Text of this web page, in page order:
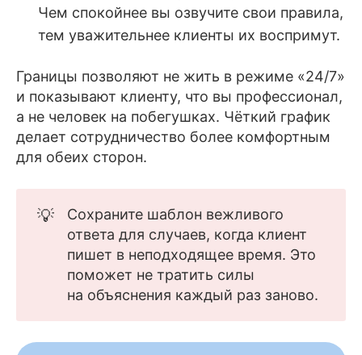
Чем спокойнее вы озвучите свои правила,
тем уважительнее клиенты их воспримут.
Границы позволяют не жить в режиме «24/7»
и показывают клиенту, что вы профессионал,
а не человек на побегушках. Чёткий график
делает сотрудничество более комфортным
для обеих сторон.
💡
Сохраните шаблон вежливого
ответа для случаев, когда клиент
пишет в неподходящее время. Это
поможет не тратить силы
на объяснения каждый раз заново.